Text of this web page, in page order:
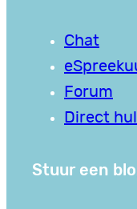
Chat
Forum
Direct
Stuur een